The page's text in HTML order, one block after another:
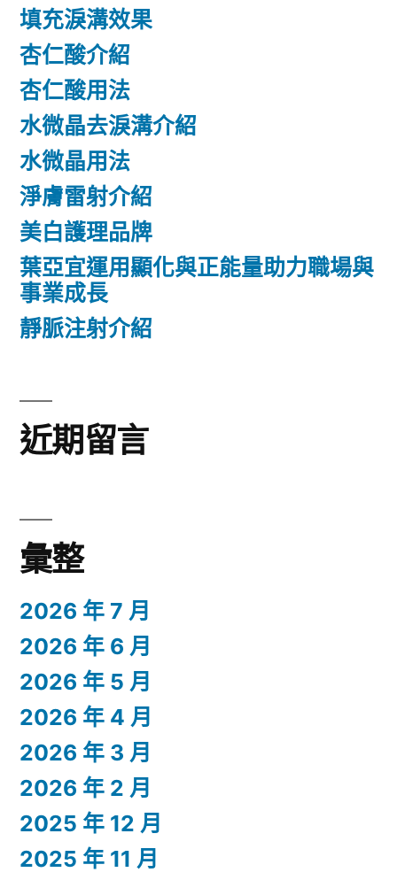
填充淚溝效果
杏仁酸介紹
杏仁酸用法
水微晶去淚溝介紹
水微晶用法
淨膚雷射介紹
美白護理品牌
葉亞宜運用顯化與正能量助力職場與
事業成長
靜脈注射介紹
近期留言
彙整
2026 年 7 月
2026 年 6 月
2026 年 5 月
2026 年 4 月
2026 年 3 月
2026 年 2 月
2025 年 12 月
2025 年 11 月